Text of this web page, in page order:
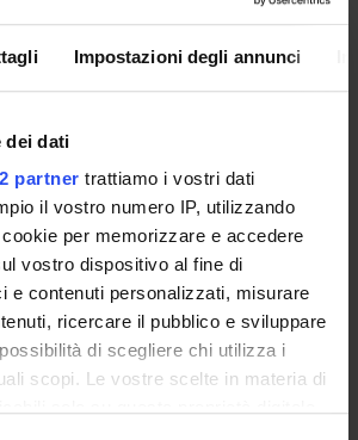
Impostazioni degli annunci
dei dati
partner trattiamo i vostri dati
il vostro numero IP, utilizzando
per memorizzare e accedere
vostro dispositivo al fine di
e contenuti personalizzati, misurare
ricercare il pubblico e sviluppare
di scegliere chi utilizza i
scopi. Le vostre scelte in materia di
Mobilità per la
allo Sviluppo
cooperation (A type,
& Professors
attività didattica e/o di ricerca -
and/or Research mobility
on website:Jul 2, 2026
deadline:Oct 15, 2026